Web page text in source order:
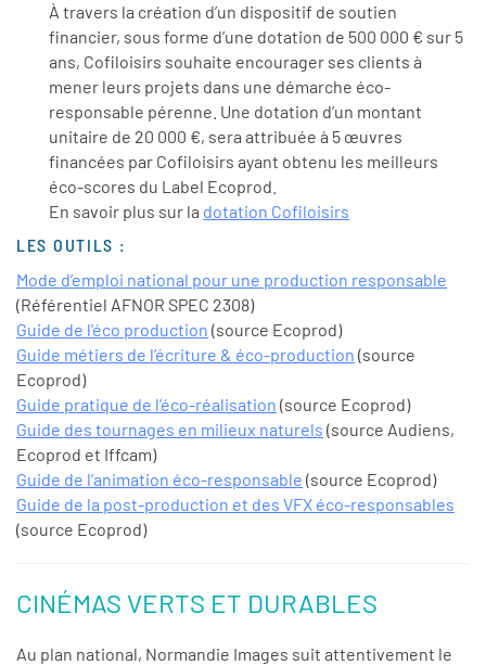
À travers la création d’un dispositif de soutien
financier, sous forme d’une dotation de 500 000 € sur 5
ans, Cofiloisirs souhaite encourager ses clients à
mener leurs projets dans une démarche éco-
responsable pérenne. Une dotation d’un montant
unitaire de 20 000 €, sera attribuée à 5 œuvres
financées par Cofiloisirs ayant obtenu les meilleurs
éco-scores du Label Ecoprod.
En savoir plus sur la dotation Cofiloisirs
LES OUTILS :
Mode d’emploi national pour une production responsable
(Référentiel AFNOR SPEC 2308)
Guide de l'éco production (source Ecoprod)
Guide métiers de l’écriture & éco-production (source
Ecoprod)
Guide pratique de l’éco-réalisation (source Ecoprod)
Guide des tournages en milieux naturels (source Audiens,
Ecoprod et Iffcam)
Guide de l’animation éco-responsable (source Ecoprod)
Guide de la post-production et des VFX éco-responsables
(source Ecoprod)
CINÉMAS VERTS ET DURABLES
Au plan national, Normandie Images suit attentivement le